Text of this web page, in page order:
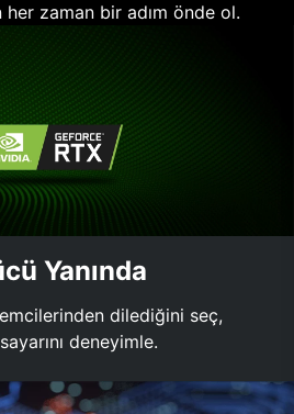
zaman bir adım önde ol.
Yanında
dilediğini seç,
deneyimle.